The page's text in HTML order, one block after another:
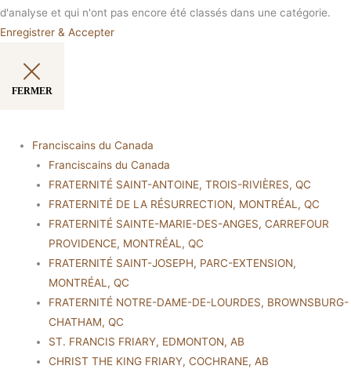
d'analyse et qui n'ont pas encore été classés dans une catégorie.
Enregistrer & Accepter
FERMER
Franciscains du Canada
Franciscains du Canada
FRATERNITÉ SAINT-ANTOINE, TROIS-RIVIÈRES, QC
FRATERNITÉ DE LA RÉSURRECTION, MONTRÉAL, QC
FRATERNITÉ SAINTE-MARIE-DES-ANGES, CARREFOUR
PROVIDENCE, MONTRÉAL, QC
FRATERNITÉ SAINT-JOSEPH, PARC-EXTENSION,
MONTRÉAL, QC
FRATERNITÉ NOTRE-DAME-DE-LOURDES, BROWNSBURG-
CHATHAM, QC
ST. FRANCIS FRIARY, EDMONTON, AB
CHRIST THE KING FRIARY, COCHRANE, AB